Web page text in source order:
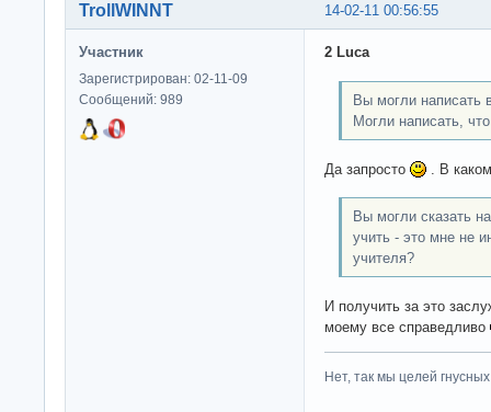
14-02-11 00:56:55
TrollWINNT
Участник
Зарегистрирован: 02-11-09
Сообщений: 989
2 Luca
Вы могли написать
Могли написать,
Да запросто . В
Вы могли сказать
учить - это мне не
учителя?
И получить за это
моему все справедливо
Нет, так мы целей